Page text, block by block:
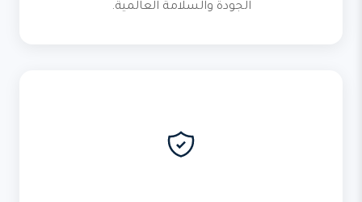
الجودة والسلامة العالمية.